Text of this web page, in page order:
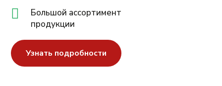
Большой ассортимент
продукции
Узнать подробности